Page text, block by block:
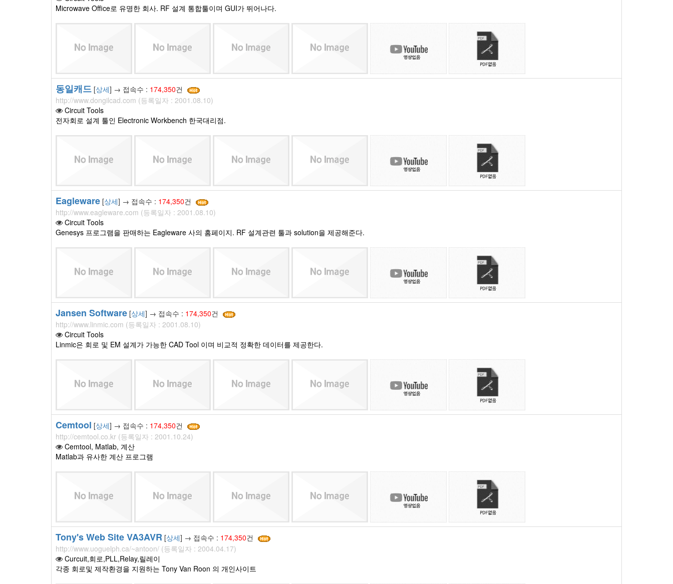
Microwave Office로 유명한 회사. RF 설계 통합툴이며 GUI가 뛰어나다.
동일캐드 [상세] → 접속수 : 174,350건
http://www.dongilcad.com (등록일자 : 2001.08.10)
Circuit Tools
전자회로 설계 툴인 Electronic Workbench 한국대리점.
Eagleware [상세] → 접속수 : 174,350건
http://www.eagleware.com (등록일자 : 2001.08.10)
Circuit Tools
Genesys 프로그램을 판매하는 Eagleware 사의 홈페이지. RF 설계관련 툴과 solution을 제공해준다.
Jansen Software [상세] → 접속수 : 174,350건
http://www.linmic.com (등록일자 : 2001.08.10)
Circuit Tools
Linmic은 회로 및 EM 설계가 가능한 CAD Tool 이며 비교적 정확한 데이터를 제공한다.
Cemtool [상세] → 접속수 : 174,350건
http://cemtool.co.kr (등록일자 : 2001.10.24)
Cemtool, Matlab, 계산
Matlab과 유사한 계산 프로그램
Tony's Web Site VA3AVR [상세] → 접속수 : 174,350건
http://www.uoguelph.ca/~antoon/ (등록일자 : 2004.04.17)
Curcuit,회로,PLL,Relay,릴레이
각종 회로및 제작환경을 지원하는 Tony Van Roon 의 개인사이트